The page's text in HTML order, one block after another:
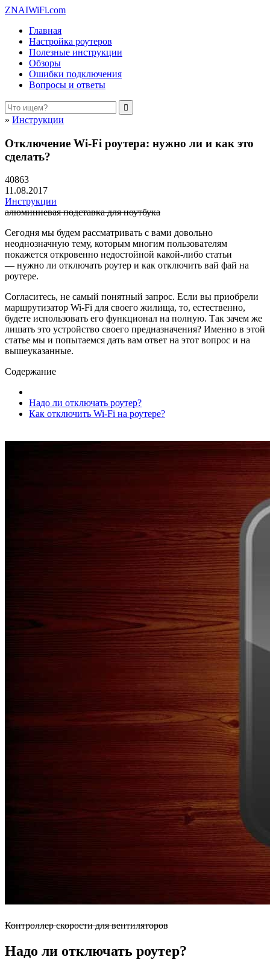
ZNAIWiFi.com
Главная
Настройка роутеров
Полезные инструкции
Обзоры
Ошибки подключения
Вопросы и ответы
» Инструкции
Отключение Wi-Fi роутера: нужно ли и как это
сделать?
40863
11.08.2017
Инструкции
алюминиевая подставка для ноутбука
Сегодня мы будем рассматривать с вами довольно
неоднозначную тему, которым многим пользователям
покажется откровенно недостойной какой-либо статьи
— нужно ли отключать роутер и как отключить вай фай на
роутере.
Согласитесь, не самый понятный запрос. Если вы приобрели
маршрутизатор Wi-Fi для своего жилища, то, естественно,
будете использовать его функционал на полную. Так зачем же
лишать это устройство своего предназначения? Именно в этой
статье мы и попытаемся дать вам ответ на этот вопрос и на
вышеуказанные.
Содержание
Надо ли отключать роутер?
Как отключить Wi-Fi на роутере?
Контроллер скорости для вентиляторов
Надо ли отключать роутер?